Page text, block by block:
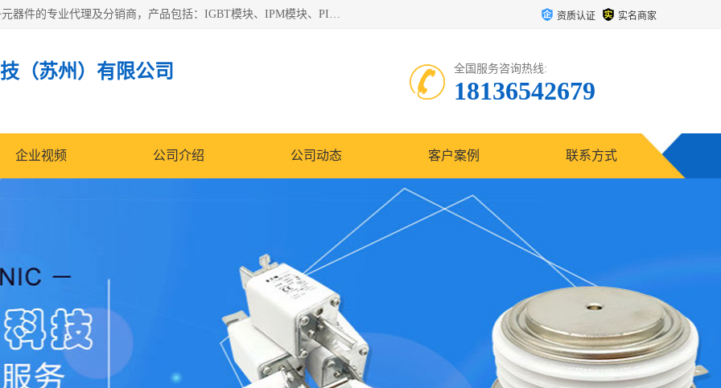
苏州沛易电子科技有限公司是一家从事电力半导体器件和电子元器件的专业代理及分销商，产品包括：IGBT模块、IPM模块、PIM模块、二极管、三极管、可控硅、整流桥、IGBT单管、IGBT电路驱动板、GTR达林顿模块、快恢复二极管、肖特基二极管、熔断器、IC集成电路、快速熔断器等。 资质认证 实名商家
（苏州）有限公司 全国服务咨询热线:
18136542679
企业视频 公司介绍 公司动态 客户案例 联系方式